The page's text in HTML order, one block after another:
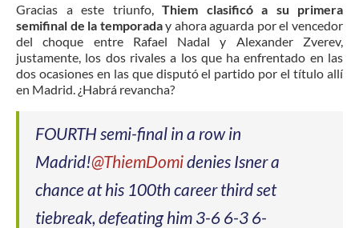
Gracias a este triunfo, Thiem clasificó a su primera
semifinal de la temporaday ahora aguarda por el vencedor
del choque entre Rafael Nadal y Alexander Zverev,
justamente, los dos rivales a los que ha enfrentado en las
dos ocasiones en las que disputó el partido por el título allí
en Madrid. ¿Habrá revancha?
FOURTH semi-final in a row in
Madrid!@ThiemDomidenies Isner a
chance at his 100th career third set
tiebreak, defeating him 3-6 6-3 6-